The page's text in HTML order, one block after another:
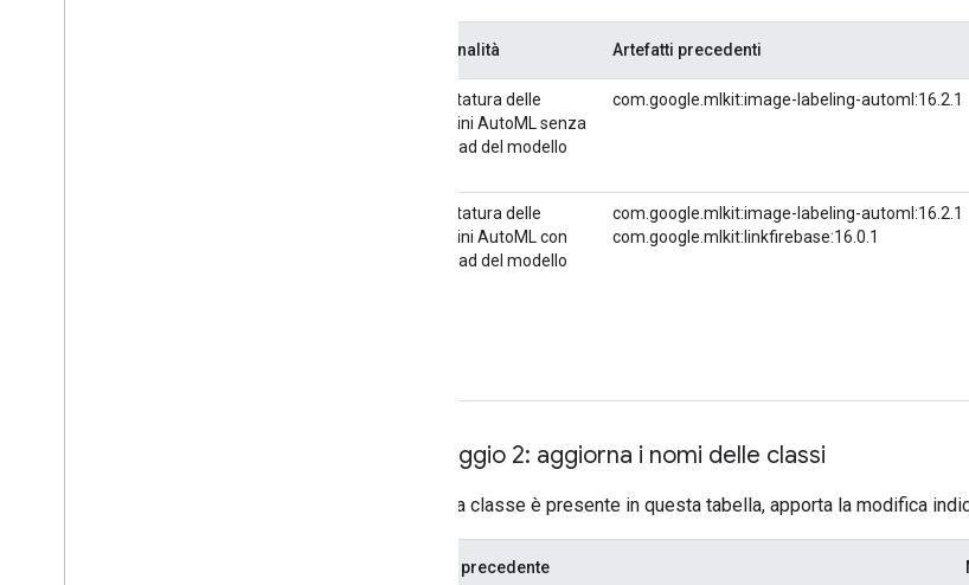
Funzionalità Artefatti precedenti
Etichettatura delle
immagini AutoML senza
download del modello
com.google.mlkit:image-labeling-automl:16.2.1
Etichettatura delle
immagini AutoML con
download del modello
com.google.mlkit:image-labeling-automl:16.2.1
com.google.mlkit:linkfirebase:16.0.1
Passaggio 2: aggiorna i nomi delle classi
Se la tua classe è presente in questa tabella, apporta la modifica
Classe precedente